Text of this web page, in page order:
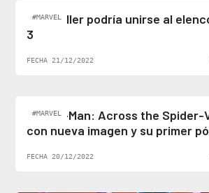
#MARVEL
Ben Stiller podría unirse al
3
FECHA 21/12/2022
#MARVEL
Spider-Man: Across the
con nueva imagen y su primer
FECHA 20/12/2022